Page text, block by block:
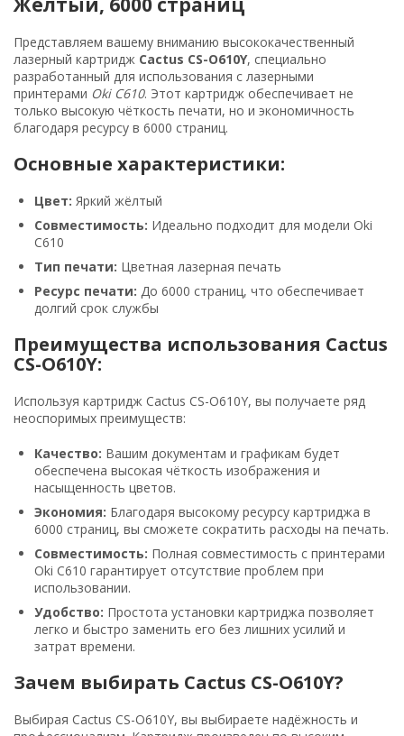
Представляем вашему вниманию высококачественный
лазерный картридж Cactus CS-O610Y, специально
разработанный для использования с лазерными
принтерами Oki C610. Этот картридж обеспечивает не
только высокую чёткость печати, но и экономичность
благодаря ресурсу в 6000 страниц.
Основные характеристики:
Цвет: Яркий жёлтый
Совместимость: Идеально подходит для модели Oki
C610
Тип печати: Цветная лазерная печать
Ресурс печати: До 6000 страниц, что обеспечивает
долгий срок службы
Преимущества использования Cactus
CS-O610Y:
Используя картридж Cactus CS-O610Y, вы получаете ряд
неоспоримых преимуществ:
Качество: Вашим документам и графикам будет
обеспечена высокая чёткость изображения и
насыщенность цветов.
Экономия: Благодаря высокому ресурсу картриджа в
6000 страниц, вы сможете сократить расходы на печать.
Совместимость: Полная совместимость с принтерами
Oki C610 гарантирует отсутствие проблем при
использовании.
Удобство: Простота установки картриджа позволяет
легко и быстро заменить его без лишних усилий и
затрат времени.
Зачем выбирать Cactus CS-O610Y?
Выбирая Cactus CS-O610Y, вы выбираете надёжность и